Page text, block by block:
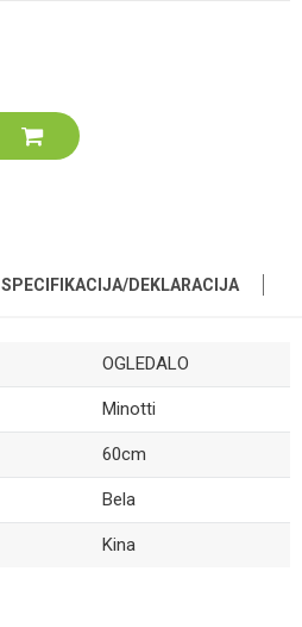
SPECIFIKACIJA/DEKLARACIJA
OGLEDALO
Minotti
60cm
Bela
Kina